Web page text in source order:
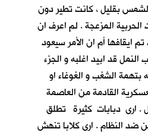
بقليل ، كانت تطير دون
المزعجة . لم اعرف ان
ايقافها أم ان الأمر سيعود
قد ابيد اغلبه و الجزء
بتهمة الشغب و الغوغاء او
القادمة من العاصمة
. ارى دبابات كثيرة تطلق
ضد النظام . ارى كلابا تنهش